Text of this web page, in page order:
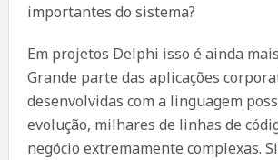
importantes do sistema?
Em projetos Delphi isso é ainda
Grande parte das aplicações
desenvolvidas com a linguagem
evolução, milhares de linhas de
negócio extremamente complexas.